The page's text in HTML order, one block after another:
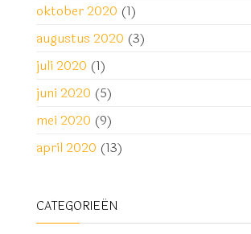
oktober 2020 (1)
augustus 2020 (3)
juli 2020 (1)
juni 2020 (5)
mei 2020 (9)
april 2020 (13)
CATEGORIEËN